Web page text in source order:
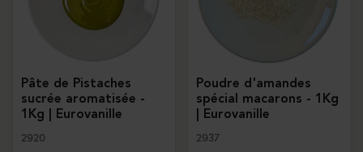
Pâte de Pistaches
sucrée aromatisée -
1Kg | Eurovanille
2920
Poudre d'amandes
spécial macarons - 1Kg
| Eurovanille
2937